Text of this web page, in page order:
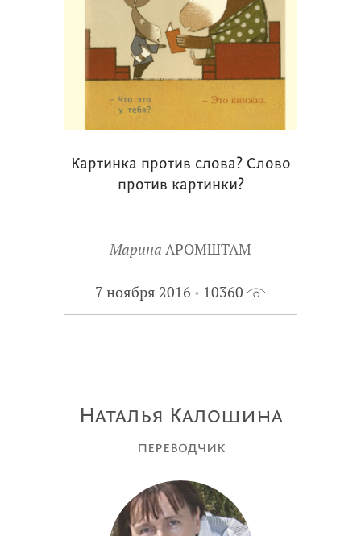
Картинка против слова? Слово
против картинки?
Марина АРОМШТАМ
7 ноября 2016 10360
Наталья Калошина
переводчик